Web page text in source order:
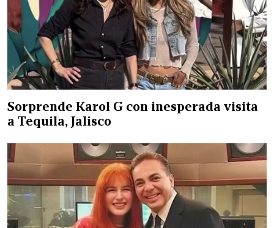
Sorprende Karol G con inesperada visita
a Tequila, Jalisco